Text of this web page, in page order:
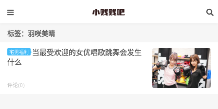
标签：羽咲美晴
宅男福利
当最受欢迎的女优唱歌跳舞会发生
什么
评论(0)